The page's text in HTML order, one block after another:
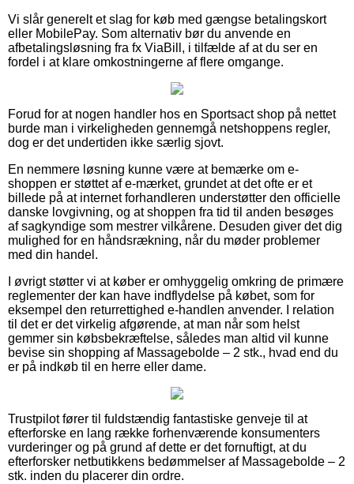
Vi slår generelt et slag for køb med gængse betalingskort
eller MobilePay. Som alternativ bør du anvende en
afbetalingsløsning fra fx ViaBill, i tilfælde af at du ser en
fordel i at klare omkostningerne af flere omgange.
Forud for at nogen handler hos en Sportsact shop på nettet
burde man i virkeligheden gennemgå netshoppens regler,
dog er det undertiden ikke særlig sjovt.
En nemmere løsning kunne være at bemærke om e-
shoppen er støttet af e-mærket, grundet at det ofte er et
billede på at internet forhandleren understøtter den officielle
danske lovgivning, og at shoppen fra tid til anden besøges
af sagkyndige som mestrer vilkårene. Desuden giver det dig
mulighed for en håndsrækning, når du møder problemer
med din handel.
I øvrigt støtter vi at køber er omhyggelig omkring de primære
reglementer der kan have indflydelse på købet, som for
eksempel den returrettighed e-handlen anvender. I relation
til det er det virkelig afgørende, at man når som helst
gemmer sin købsbekræftelse, således man altid vil kunne
bevise sin shopping af Massagebolde – 2 stk., hvad end du
er på indkøb til en herre eller dame.
Trustpilot fører til fuldstændig fantastiske genveje til at
efterforske en lang række forhenværende konsumenters
vurderinger og på grund af dette er det fornuftigt, at du
efterforsker netbutikkens bedømmelser af Massagebolde – 2
stk. inden du placerer din ordre.